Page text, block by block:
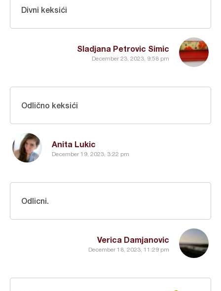
Sladjana Petrovic Simic
December 23, 2023, 9:58 pm
Divni keksići
Anita Lukic
December 19, 2023, 3:22 pm
Odlično keksići
Verica Damjanovic
December 18, 2023, 11:29 pm
Odlicni.